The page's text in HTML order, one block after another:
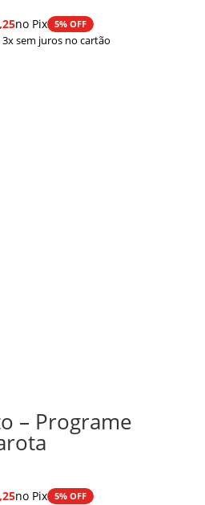
no Pix 5% OFF
sem juros no cartão
– Programe
no Pix 5% OFF